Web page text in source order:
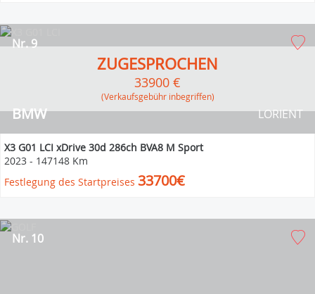
BMW
Nr. 9
LORIENT
ZUGESPROCHEN
33900 €
(Verkaufsgebühr inbegriffen)
X3 G01 LCI xDrive 30d 286ch BVA8 M Sport
2023 - 147148 Km
Festlegung des Startpreises 33700€
Nr. 10